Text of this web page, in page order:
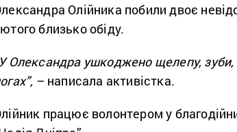
Олійника побили двоє
близько обіду.
Олександра ушкоджено щелепу, зуби,
– написала активістка.
працює волонтером у